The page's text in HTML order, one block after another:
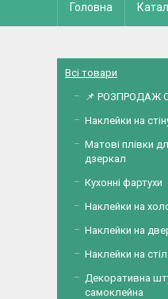
Головна
Всі товари
📌 РОЗПРОДАЖ
Наклейки на
Матові плівки
дзеркал
Кухонні фартухи
Наклейки на
Наклейки на
Наклейки на стіл
Декоративна
самоклейна